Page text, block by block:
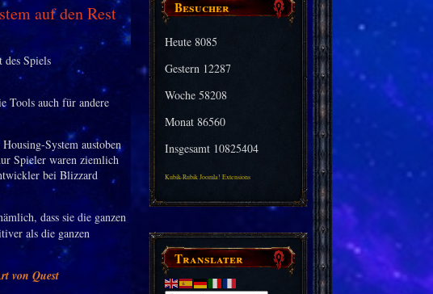
Besucher
Heute8085
Gestern 12287
Woche58208
Monat86560
Insgesamt 10825404
Kubik-Rubik Joomla! Extensions
Translater
auf den Rest
Tools auch für andere
System austoben
Spieler waren ziemlich
bei Blizzard
dass sie die ganzen
als die ganzen
von Quest